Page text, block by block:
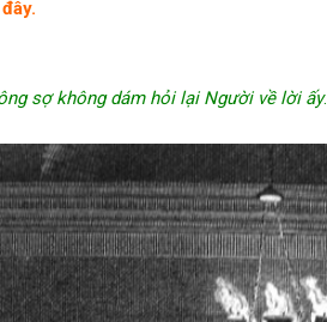
sợ không dám hỏi lại Người về lời ấy.